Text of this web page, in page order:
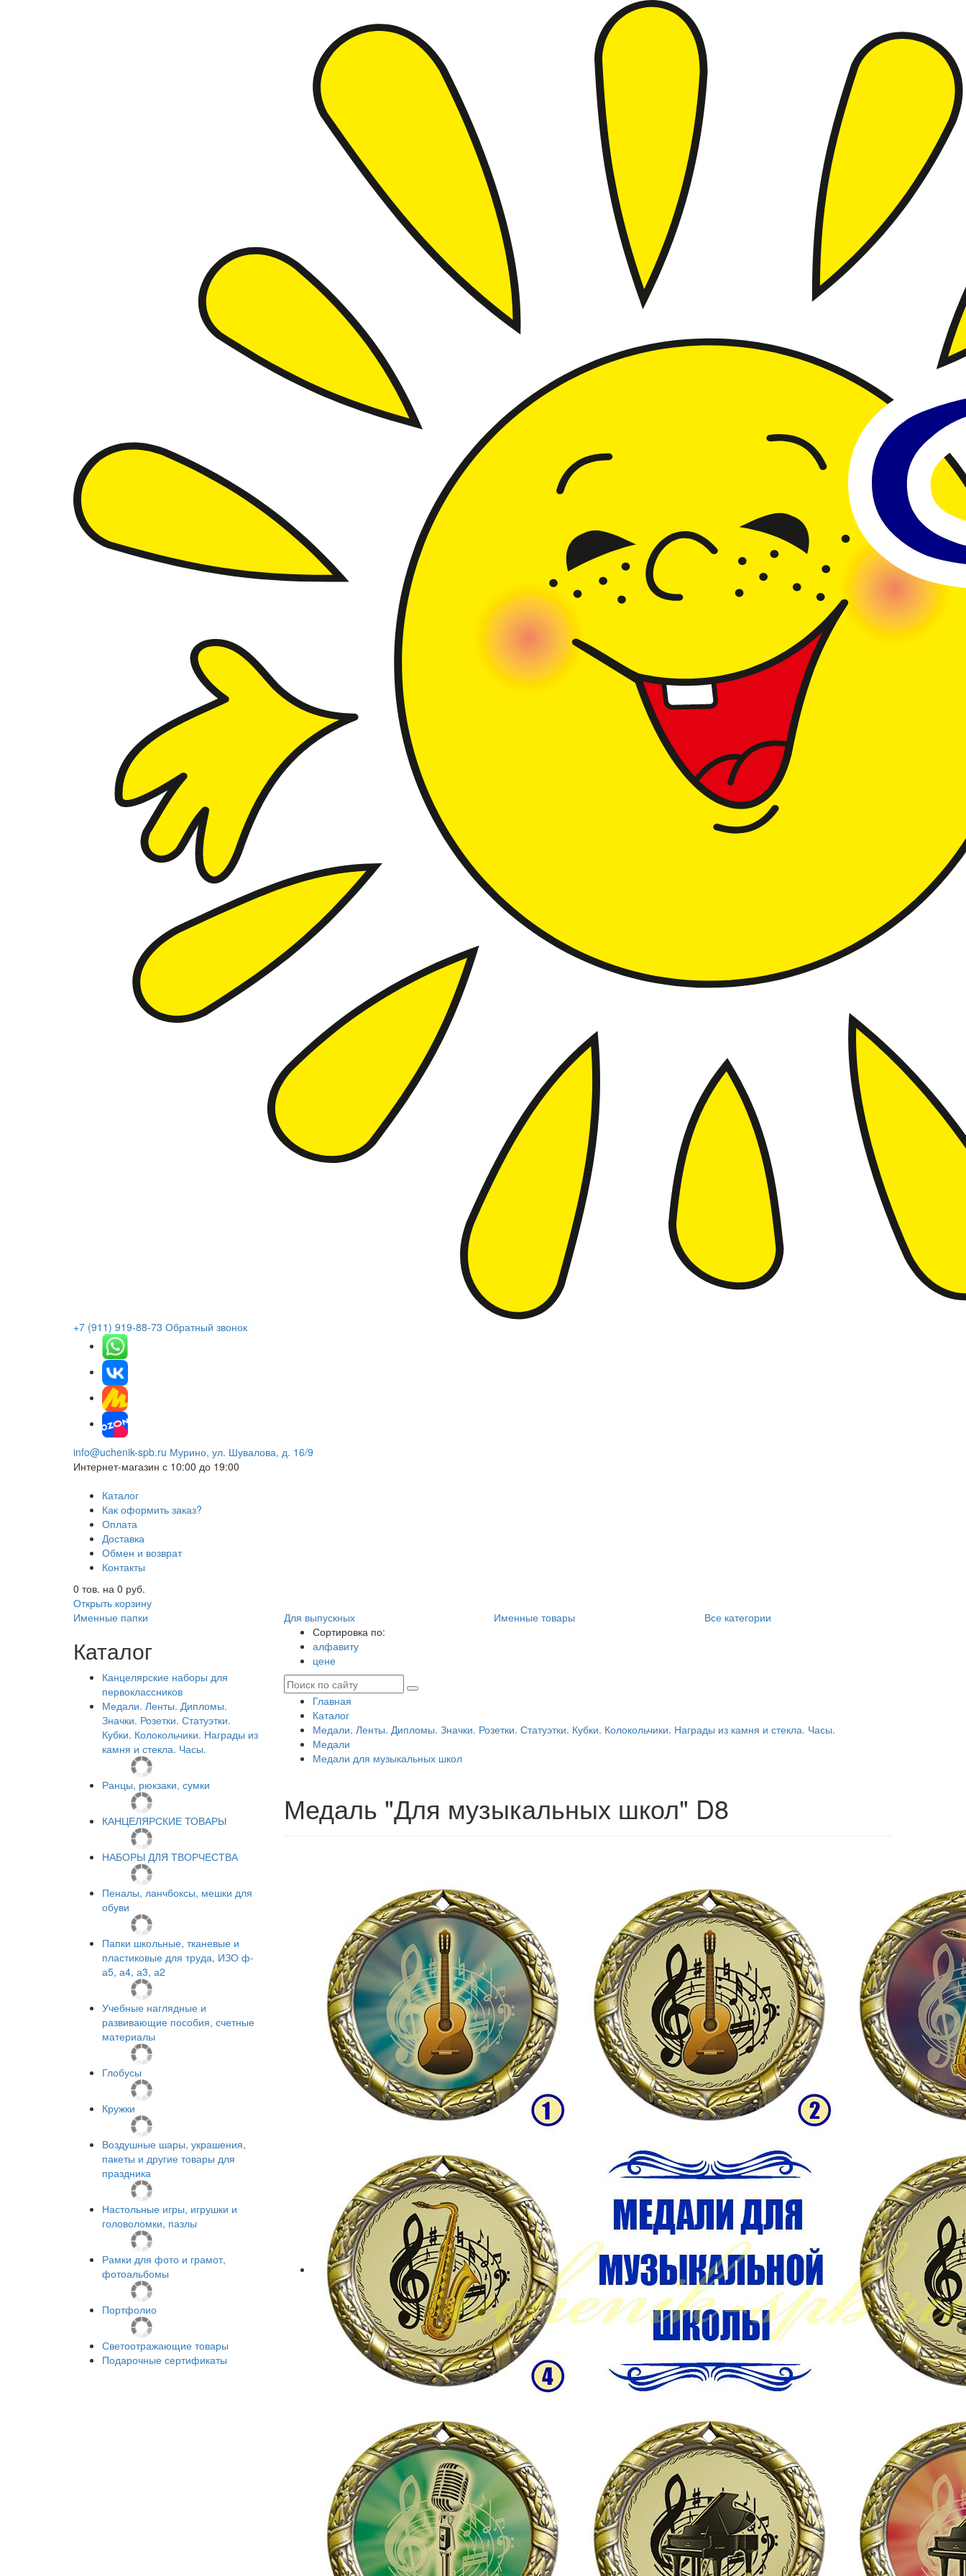
+7 (911) 919-88-73 Обратный звонок
info@uchenik-spb.ru Мурино, ул. Шувалова, д. 16/9
Интернет-магазин с 10:00 до 19:00
Каталог
Как оформить заказ?
Оплата
Доставка
Обмен и возврат
Контакты
0 тов. на 0 руб.
Открыть корзину
Именные папки
Для выпускных Именные товары Все категории
Каталог
Канцелярские наборы для
первоклассников
Медали. Ленты. Дипломы.
Значки. Розетки. Статуэтки.
Кубки. Колокольчики. Награды из
камня и стекла. Часы.
Ранцы, рюкзаки, сумки
КАНЦЕЛЯРСКИЕ ТОВАРЫ
НАБОРЫ ДЛЯ ТВОРЧЕСТВА
Пеналы, ланчбоксы, мешки для
обуви
Папки школьные, тканевые и
пластиковые для труда, ИЗО ф-
а5, а4, а3, а2
Учебные наглядные и
развивающие пособия, счетные
материалы
Глобусы
Кружки
Воздушные шары, украшения,
пакеты и другие товары для
праздника
Настольные игры, игрушки и
головоломки, пазлы
Рамки для фото и грамот,
фотоальбомы
Портфолио
Светоотражающие товары
Подарочные сертификаты
Сортировка по:
алфавиту
цене
Главная
Каталог
Медали. Ленты. Дипломы. Значки. Розетки. Статуэтки. Кубки. Колокольчики. Награды из камня и стекла. Часы.
Медали
Медали для музыкальных школ
Медаль "Для музыкальных школ" D8